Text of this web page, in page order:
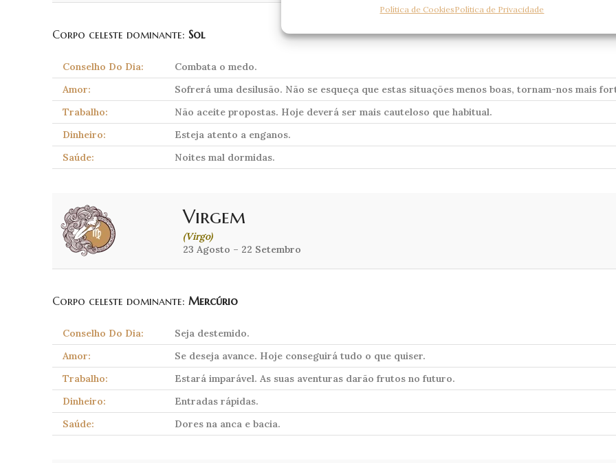
Política de CookiesPolítica de Privacidade
Corpo celeste dominante: Sol
Conselho Do Dia:
Combata o medo.
Amor:
Sofrerá uma desilusão. Não se esqueça que estas situações menos boas, tornam-nos mais
Trabalho:
Não aceite propostas. Hoje deverá ser mais cauteloso que habitual.
Dinheiro:
Esteja atento a enganos.
Saúde:
Noites mal dormidas.
Virgem
(Virgo)
23 Agosto – 22 Setembro
Corpo celeste dominante: Mercúrio
Conselho Do Dia:
Seja destemido.
Amor:
Se deseja avance. Hoje conseguirá tudo o que quiser.
Trabalho:
Estará imparável. As suas aventuras darão frutos no futuro.
Dinheiro:
Entradas rápidas.
Saúde:
Dores na anca e bacia.